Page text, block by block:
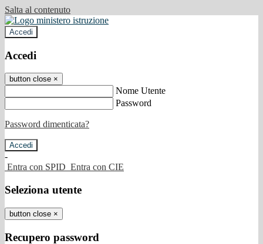
Salta al contenuto
Accedi
Accedi
button close ×
Nome Utente
Password
Password dimenticata?
-
Entra con SPID Entra con CIE
Seleziona utente
button close ×
Recupero password